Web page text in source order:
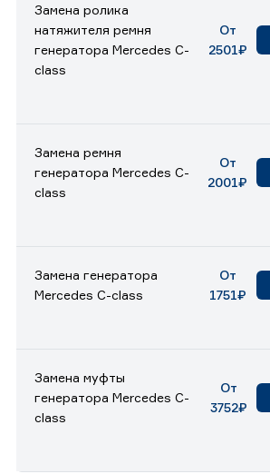
Замена ролика
натяжителя ремня
генератора Mercedes C-
class
От
2501₽
Замена ремня
генератора Mercedes C-
class
От
2001₽
Замена генератора
Mercedes C-class
От
1751₽
Замена муфты
генератора Mercedes C-
class
От
3752₽